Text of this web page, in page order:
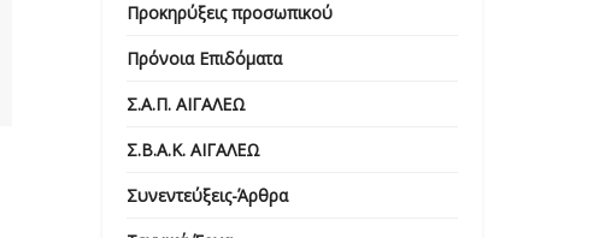
Προκηρύξεις προσωπικού
Πρόνοια Επιδόματα
Σ.Α.Π. ΑΙΓΑΛΕΩ
Σ.Β.Α.Κ. ΑΙΓΑΛΕΩ
Συνεντεύξεις-Άρθρα